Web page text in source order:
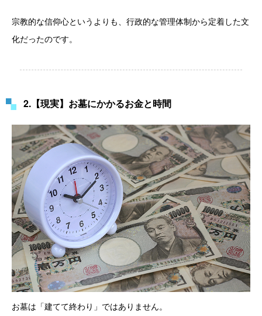
宗教的な信仰心というよりも、行政的な管理体制から定着した文
化だったのです。
2.【現実】お墓にかかるお金と時間
お墓は「建てて終わり」ではありません。